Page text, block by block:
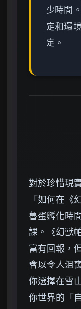
少時間
定和環
定。
對於珍惜現
「如何在《
魯蛋孵化時
課。《幻獸
富有回報，
會以令人沮
你選擇在雪
你世界的「